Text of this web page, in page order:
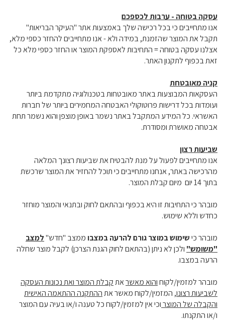
עסקה בטוחה - ערבות לכספכם
אנו מתחייבים כי בכל רכישה שלך באמצעות אתר "העיקר הבריאות"
תקבל את המוצר שהזמנת, במידה ולא - אנו מתחייבים להחזר כספי מלא,
אצלנו עסקה בטוחה = התחיבות לאספקת המוצר או החזר כספי מלא כל
זאת בכפוף לתקנון האתר.
קניה מאובטחת
העסקאות המבוצעות באתר מאובטחות בטכנולוגיה מתקדמת ביותר
ועומדות בכל דרישות פרוטוקולי האבטחה המחמירים ביותר של חברות
האשראי. כל המידע המתקבל באתר נשמר באופן מוצפן והוא נשמר תחת
אבטחה מאושרת ומסודרת.
שביעות רצון
אנו מתחייבים לפעול על מנת להבטיח את שביעות רצונך המלאה
מהרכישה באתר, אנחנו מתחייבים כי תוכל להחזיר את המוצר שרכשת
בתוך 14 יום מיום קבלת המוצר.
מובהר כי התחיבות זו היא בכפוף ובהתאם לחוק ובתנאי והמוצר מוחזר
כחדש וללא שימוש.
מובהר כישימוש במוצר גורם להרעה במצבוממצב "חדש"למצב
"משומש" ולכן לא ניתן (בהתאם לחוק הגנת הצרכן) לקבל מוצר שחלה
הרעה במצבו.
מובהר למזמין/לקוחוהוא מאשראתקבלת המוצר ואת נכונות העסקה
לשביעות רצונו, המזמין/לקוח מאשר אתההתקנה ההתאמה האישית
והקבלה של המוצרוכי אין למזמין/לקוח כל טענה ו/או בעיה עם המוצר
ו/או התקנתו.